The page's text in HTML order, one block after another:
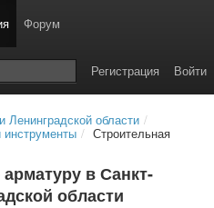
Форум
Войти
Регистрация
Ленинградской области /
/ Строительная
в Санкт-
области